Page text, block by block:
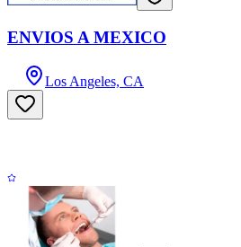
ENVIOS A MEXICO
Los Angeles, CA